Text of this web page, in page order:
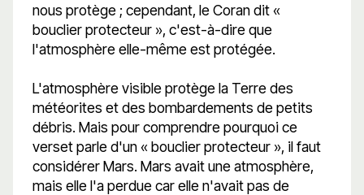
nous protège ; cependant, le Coran dit «
bouclier protecteur », c'est-à-dire que
l'atmosphère elle-même est protégée.
L'atmosphère visible protège la Terre des
météorites et des bombardements de petits
débris. Mais pour comprendre pourquoi ce
verset parle d'un « bouclier protecteur », il faut
considérer Mars. Mars avait une atmosphère,
mais elle l'a perdue car elle n'avait pas de